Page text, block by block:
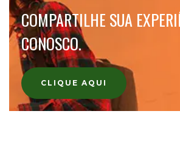
COMPARTILHE SUA
CONOSCO.
CLIQUE AQUI